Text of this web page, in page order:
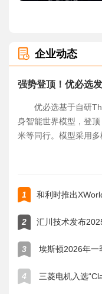
企业动态
强势登顶！优必选
优必选基于自研
身智能世界模型，登
米等同行。模型采用
题，搭建虚实协同 AI
1 和利时推出
2 汇川技术发布
3 埃斯顿2026年一
4 三菱电机入选